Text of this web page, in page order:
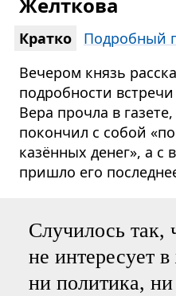
Кратко
Подробный
Вечером князь
подробности
Вера прочла в
покончил с собой
казённых денег», а с
пришло его
Случилось так,
не интересует
ни политика, ни